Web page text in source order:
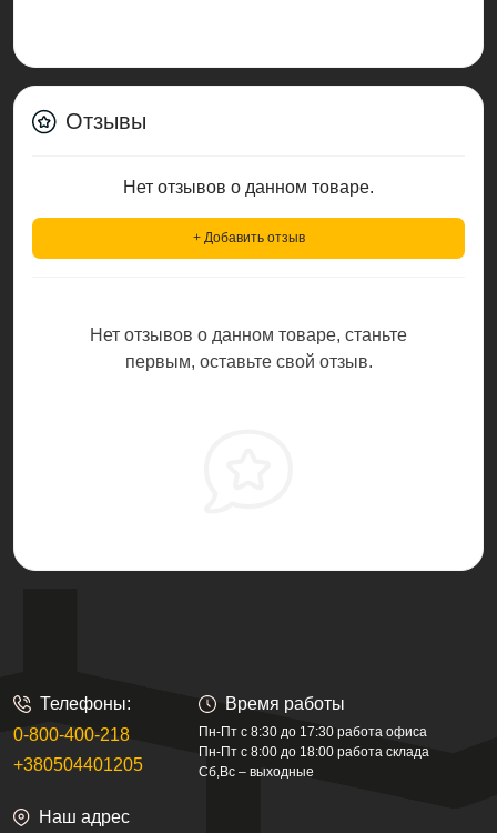
Отзывы
Нет отзывов о данном товаре.
+ Добавить отзыв
Нет отзывов о данном товаре, станьте
первым, оставьте свой отзыв.
Телефоны:
0-800-400-218
+380504401205
Время работы
Пн-Пт с 8:30 до 17:30 работа офиса
Пн-Пт с 8:00 до 18:00 работа склада
Сб,Вс – выходные
Наш адрес